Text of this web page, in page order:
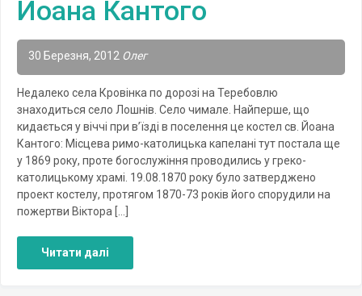
Йоана Кантого
30 Березня, 2012 Олег
Недалеко села Кровінка по дорозі на Теребовлю
знаходиться село Лошнів. Село чимале. Найперше, що
кидається у віччі при в’їзді в поселення це костел св. Йоана
Кантого: Місцева римо-католицька капелані тут постала ще
у 1869 року, проте богослужіння проводились у греко-
католицькому храмі. 19.08.1870 року було затверджено
проект костелу, протягом 1870-73 років його спорудили на
пожертви Віктора […]
Читати далі